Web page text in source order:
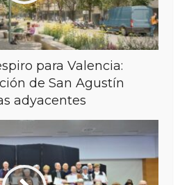
para Valencia:
de San Agustín
adyacentes